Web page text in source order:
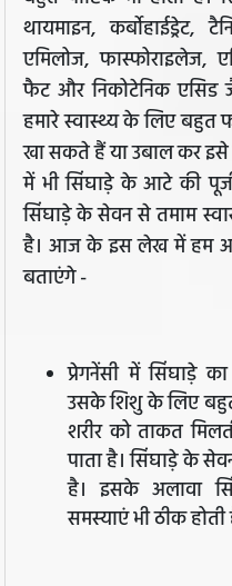
थायमाइन, कर्बोहाईड्रेट,
एमिलोज, फास्फोराइलेज,
फैट और निकोटेनिक एसिड
हमारे स्वास्थ्य के लिए
खा सकते हैं या उबाल कर
में भी सिंघाड़े के आटे की
सिंघाड़े के सेवन से तमाम
है। आज के इस लेख में हम
बताएंगे -
प्रेगनेंसी में सिंघाड़े
उसके शि‍शु के लिए
शरीर को ताकत
पाता है। सिंघाड़े के
है। इसके अलावा
समस्याएं भी ठीक होती